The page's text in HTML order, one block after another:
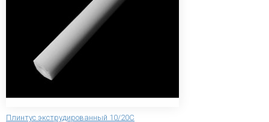
Плинтус экструдированный 10/20С